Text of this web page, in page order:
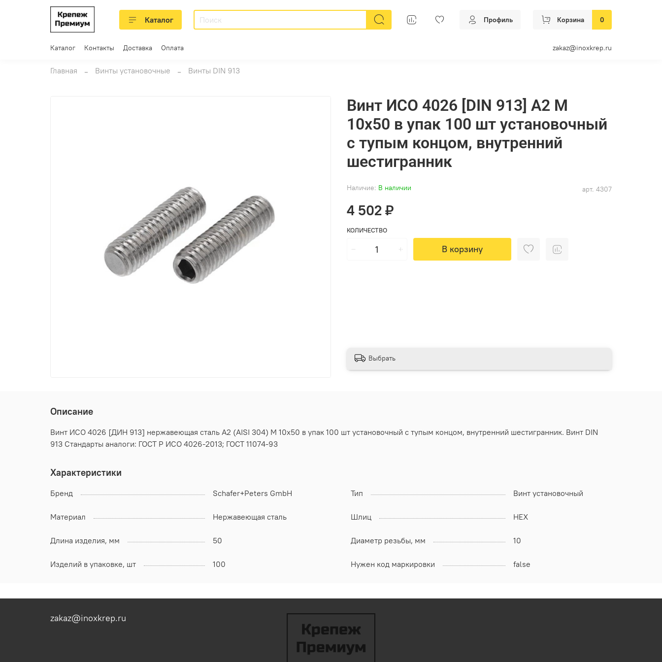
Каталог Профиль Корзина 0
Каталог Контакты Доставка Оплата zakaz@inoxkrep.ru
Главная Винты установочные Винты DIN 913
арт. 4307
Наличие: В наличии
Винт ИСО 4026 [DIN 913] А2 M
10х50 в упак 100 шт установочный
с тупым концом, внутренний
шестигранник
4 502 ₽
КОЛИЧЕСТВО
В корзину
Выбрать
Описание
Винт ИСО 4026 [ДИН 913] нержавеющая сталь А2 (AISI 304) M 10х50 в упак 100 шт установочный с тупым концом, внутренний шестигранник. Винт DIN
913 Стандарты аналоги: ГОСТ Р ИСО 4026-2013; ГОСТ 11074-93
Характеристики
Бренд Schafer+Peters GmbH Тип Винт установочный
Материал Нержавеющая сталь Шлиц HEX
Длина изделия, мм 50 Диаметр резьбы, мм 10
Изделий в упаковке, шт 100 Нужен код маркировки false
zakaz@inoxkrep.ru